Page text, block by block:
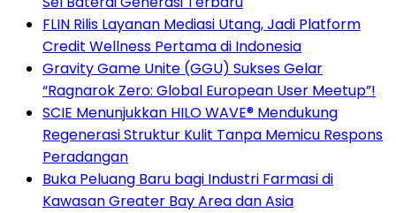
FLIN Rilis Layanan Mediasi Utang, Jadi Platform
Credit Wellness Pertama di Indonesia
Gravity Game Unite (GGU) Sukses Gelar
“Ragnarok Zero: Global European User Meetup”!
SCIE Menunjukkan HILO WAVE® Mendukung
Regenerasi Struktur Kulit Tanpa Memicu Respons
Peradangan
Buka Peluang Baru bagi Industri Farmasi di
Kawasan Greater Bay Area dan Asia